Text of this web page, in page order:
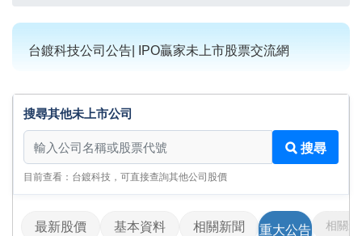
台鍍科技公司公告| IPO贏家未上市股票交流網
搜尋其他未上市公司
搜尋其他未上市公司
搜尋
目前查看：台鍍科技，可直接查詢其他公司股價
最新股價 基本資料 相關新聞 重大公告 相關影